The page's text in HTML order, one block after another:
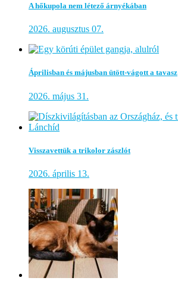
A hőkupola nem létező árnyékában
2026. augusztus 07.
Áprilisban és májusban ütött-vágott a tavasz
2026. május 31.
Visszavettük a trikolor zászlót
2026. április 13.